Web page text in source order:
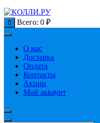
0 Всего: 0 ₽
О нас
Доставка
Оплата
Контакты
Акции
Мой аккаунт